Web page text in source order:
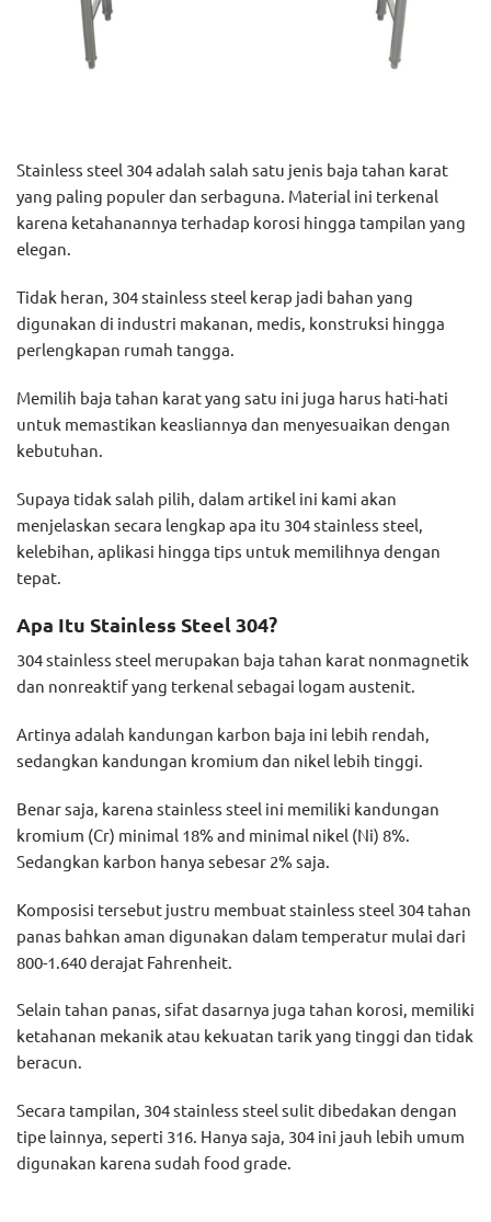
Stainless steel 304 adalah salah satu jenis baja tahan karat
yang paling populer dan serbaguna. Material ini terkenal
karena ketahanannya terhadap korosi hingga tampilan yang
elegan.
Tidak heran, 304 stainless steel kerap jadi bahan yang
digunakan di industri makanan, medis, konstruksi hingga
perlengkapan rumah tangga.
Memilih baja tahan karat yang satu ini juga harus hati-hati
untuk memastikan keasliannya dan menyesuaikan dengan
kebutuhan.
Supaya tidak salah pilih, dalam artikel ini kami akan
menjelaskan secara lengkap apa itu 304 stainless steel,
kelebihan, aplikasi hingga tips untuk memilihnya dengan
tepat.
Apa Itu Stainless Steel 304?
304 stainless steel merupakan baja tahan karat nonmagnetik
dan nonreaktif yang terkenal sebagai logam austenit.
Artinya adalah kandungan karbon baja ini lebih rendah,
sedangkan kandungan kromium dan nikel lebih tinggi.
Benar saja, karena stainless steel ini memiliki kandungan
kromium (Cr) minimal 18% and minimal nikel (Ni) 8%.
Sedangkan karbon hanya sebesar 2% saja.
Komposisi tersebut justru membuat stainless steel 304 tahan
panas bahkan aman digunakan dalam temperatur mulai dari
800-1.640 derajat Fahrenheit.
Selain tahan panas, sifat dasarnya juga tahan korosi, memiliki
ketahanan mekanik atau kekuatan tarik yang tinggi dan tidak
beracun.
Secara tampilan, 304 stainless steel sulit dibedakan dengan
tipe lainnya, seperti 316. Hanya saja, 304 ini jauh lebih umum
digunakan karena sudah food grade.